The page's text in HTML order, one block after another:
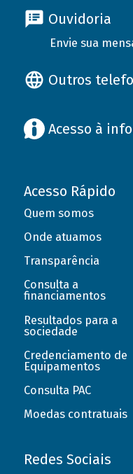
Ouvidoria
Envie sua
Outros
Acesso à
Acesso Rápido
Quem somos
Onde atuamos
Transparência
Consulta a
financiamentos
Resultados para a
sociedade
Credenciamento de
Equipamentos
Consulta PAC
Moedas contratuais
Redes Sociais